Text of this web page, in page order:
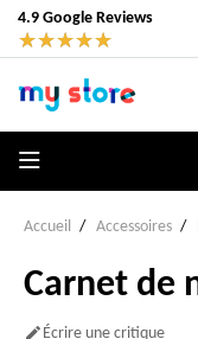
4.9 Google Reviews
★★★★★
Accueil Accessoires
Carnet de
Écrire une critique